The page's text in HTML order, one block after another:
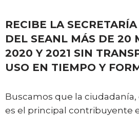
RECIBE LA
DEL SEANL MÁS DE 20
2020 Y 2021 SIN
USO EN TIEMPO Y
Buscamos que la
es el principal contribuyente